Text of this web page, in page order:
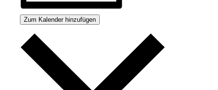
Zum Kalender hinzufügen